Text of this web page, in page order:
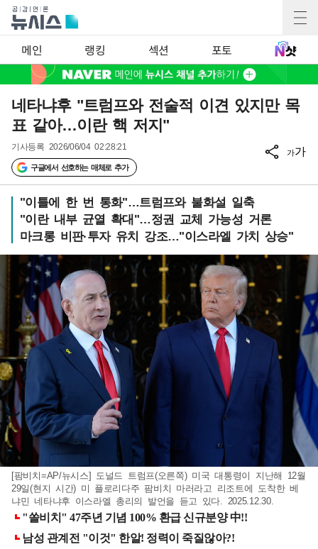
메인 랭킹 섹션 포토
네타냐후 "트럼프와 전술적 이견 있지만 목
표 같아…이란 핵 저지"
기사등록 2026/06/04 02:28:21
구글에서 선호하는 매체로 추가
가가
"이틀에 한 번 통화"…트럼프와 불화설 일축
"이란 내부 균열 확대"…정권 교체 가능성 거론
마크롱 비판·투자 유치 강조…"이스라엘 가치 상승"
[팜비치=AP/뉴시스] 도널드 트럼프(오른쪽) 미국 대통령이 지난해 12월
29일(현지 시간) 미 플로리다주 팜비치 마러라고 리조트에 도착한 베
냐민 네타냐후 이스라엘 총리의 발언을 듣고 있다. 2025.12.30.